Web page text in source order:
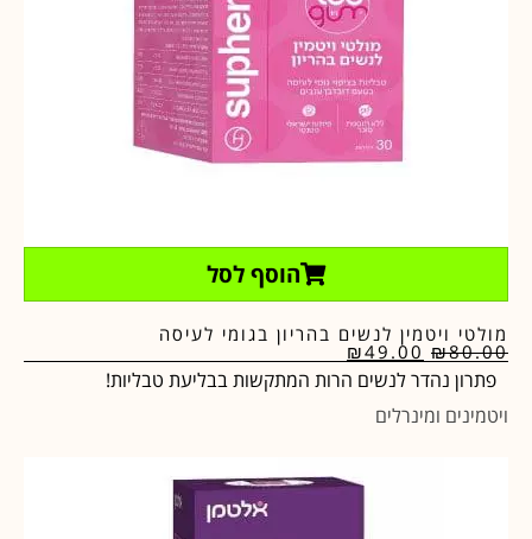
הוסף לסל
מולטי ויטמין לנשים בהריון בגומי לעיסה
₪80.00
₪49.00
פתרון נהדר לנשים הרות המתקשות בבליעת טבליות!
ויטמינים ומינרלים